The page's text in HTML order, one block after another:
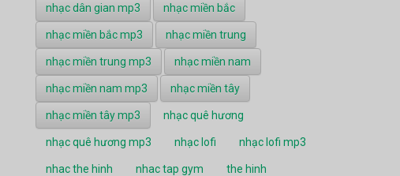
nhạc dân gian mp3 nhạc miền bắc
nhạc miền bắc mp3 nhạc miền trung
nhạc miền trung mp3 nhạc miền nam
nhạc miền nam mp3 nhạc miền tây
nhạc miền tây mp3 nhạc quê hương
nhạc quê hương mp3 nhạc lofi nhạc lofi mp3
nhac the hinh nhac tap gym the hinh